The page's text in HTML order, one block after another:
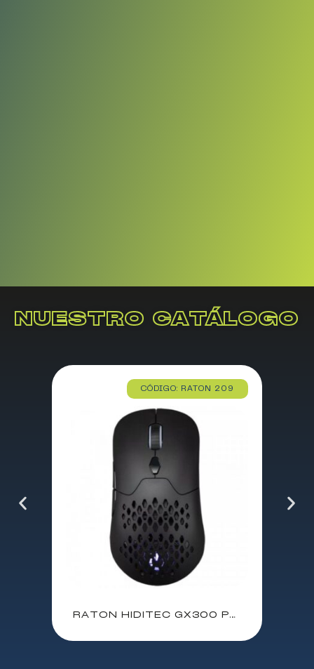
NUESTRO CATÁLOGO
CÓDIGO: RATON 209
RATON HIDITEC GX300 PRO GAMING INALAMBRICO / RF-BLUETOOTH / 26000 DPI / NEGRO / GME010005